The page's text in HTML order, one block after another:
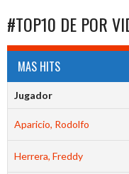
#TOP10 DE POR
MAS HITS
Jugador
Aparicio, Rodolfo
Herrera, Freddy